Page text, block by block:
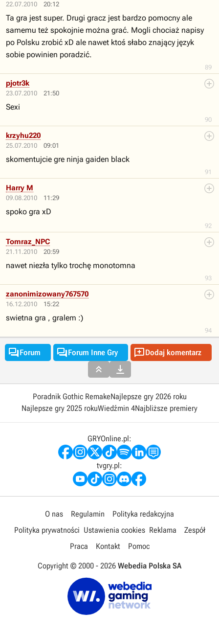
22.07.2010 20:12
89
Ta gra jest super. Drugi gracz jest bardzo pomocny ale
samemu też spokojnie można grać. Mogli chociaż napisy
po Polsku zrobić xD ale nawet ktoś słabo znający język
sobie powinien poradzić.
23.07.2010 21:50
90
pjotr3k
Sexi
25.07.2010 09:01
91
krzyhu220
skomentujcie gre ninja gaiden black
09.08.2010 11:29
92
Harry M
spoko gra xD
21.11.2010 20:59
93
Tomraz_NPC
nawet niezła tylko trochę monotomna
16.12.2010 15:22
94
zanonimizowany767570
swietna gra , gralem :)
Forum Forum Inne Gry Dodaj komentarz
 
Poradnik Gothic RemakeNajlepsze gry 2026 roku
Najlepsze gry 2025 rokuWiedźmin 4Najbliższe premiery
GRYOnline.pl:
tvgry.pl:
O nas Regulamin
Polityka redakcyjna
Polityka prywatności Ustawienia cookies Reklama
Zespół
Praca
Kontakt Pomoc
Copyright © 2000 - 2026 Webedia Polska SA